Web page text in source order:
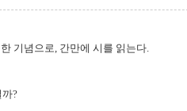
기념으로, 간만에 시를 읽는다.
?